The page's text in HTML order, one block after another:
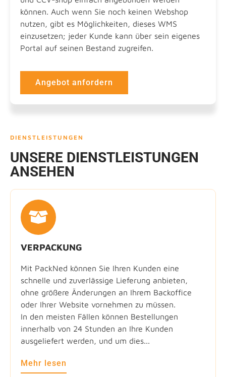
können. Auch wenn Sie noch keinen Webshop
nutzen, gibt es Möglichkeiten, dieses WMS
einzusetzen; jeder Kunde kann über sein eigenes
Portal auf seinen Bestand zugreifen.
Angebot anfordern
DIENSTLEISTUNGEN
UNSERE DIENSTLEISTUNGEN
ANSEHEN
VERPACKUNG
Mit PackNed können Sie Ihren Kunden eine
schnelle und zuverlässige Lieferung anbieten,
ohne größere Änderungen an Ihrem Backoffice
oder Ihrer Website vornehmen zu müssen.
In den meisten Fällen können Bestellungen
innerhalb von 24 Stunden an Ihre Kunden
ausgeliefert werden, und um dies...
Mehr lesen